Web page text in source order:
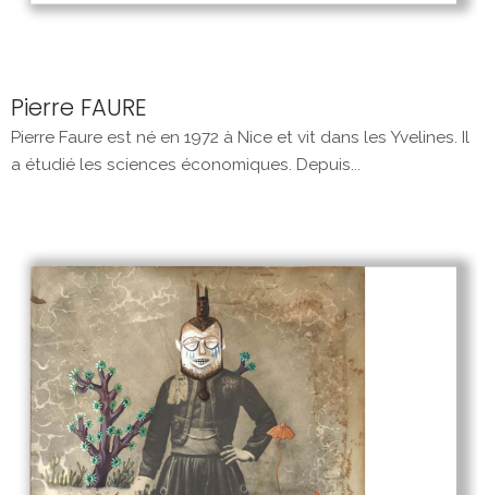
Pierre FAURE
Pierre Faure est né en 1972 à Nice et vit dans les Yvelines. Il
a étudié les sciences économiques. Depuis...